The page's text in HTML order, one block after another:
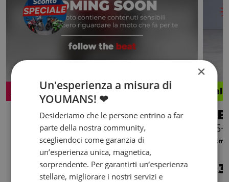
Promo
YAMAHA YZF R7 690
dep.A2 Abs my22
2023 | 1192 km | 689 cc | 47.6 Hp | 35 Kw
€ 8.900
7.900 €142/mese
E5+
0 km
×
Un'esperienza a misura di
YOUMANS! ❤
Desideriamo che le persone entrino a far
parte della nostra community,
scegliendoci come garanzia di
un’esperienza unica, magnetica,
sorprendente. Per garantirti un’esperienza
stellare, migliorare i nostri servizi e